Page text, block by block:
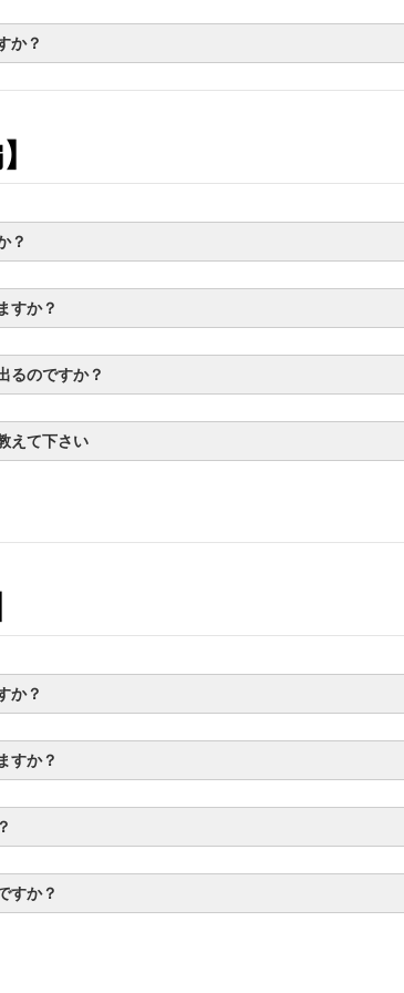
か？
？
すか？
るのですか？
えて下さい
か？
すか？
すか？